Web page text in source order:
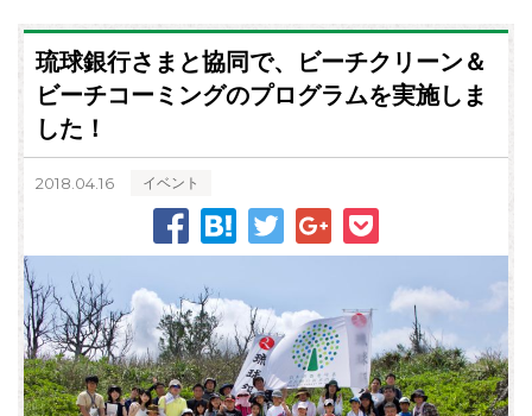
琉球銀行さまと協同で、ビーチクリーン＆
ビーチコーミングのプログラムを実施しま
した！
2018.04.16 イベント